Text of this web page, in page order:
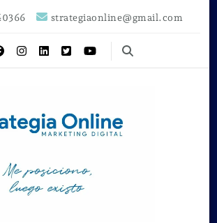
strategiaonline@gmail.com